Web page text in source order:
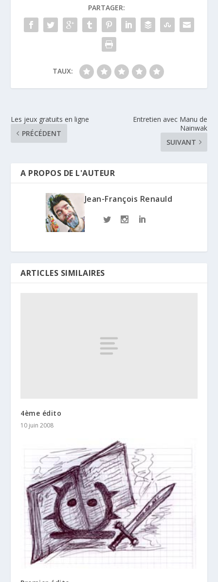
PARTAGER:
TAUX:
Les jeux gratuits en ligne
PRÉCÉDENT
Entretien avec Manu de
Nainwak
SUIVANT
A PROPOS DE L'AUTEUR
Jean-François Renauld
ARTICLES SIMILAIRES
4ème édito
10 juin 2008